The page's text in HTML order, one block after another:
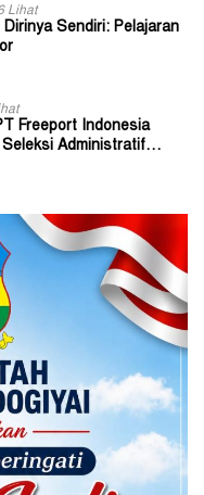
Lihat
Sendiri: Pelajaran
Freeport Indonesia
Administratif